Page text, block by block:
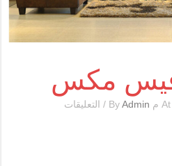
مكس
Admin
/ التعليقات